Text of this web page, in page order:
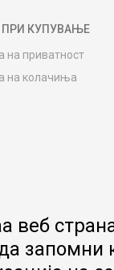
КУПУВАЊЕ
на приватност
на колачиња
веб
запомни